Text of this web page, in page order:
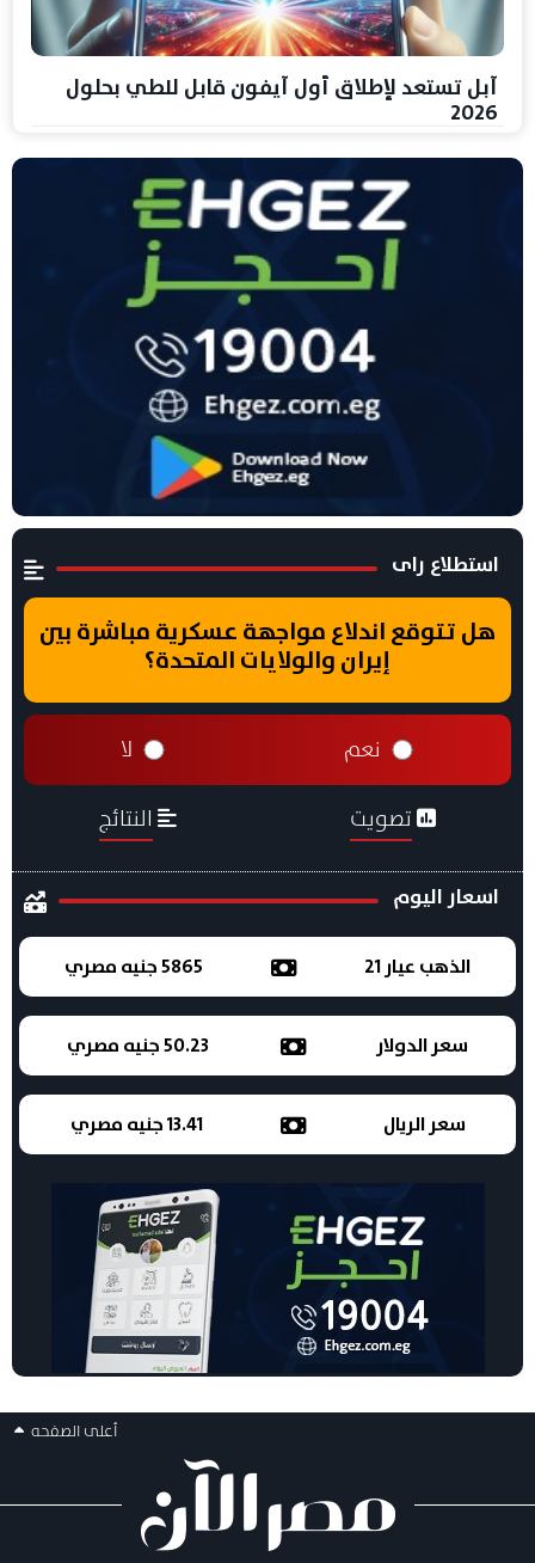
آبل تستعد لإطلاق أول آيفون قابل للطي بحلول
2026
استطلاع راى
هل تتوقع اندلاع مواجهة عسكرية مباشرة بين
إيران والولايات المتحدة؟
نعم لا
تصويت النتائج
اسعار اليوم
الذهب عيار 21 5865 جنيه مصري
سعر الدولار 50.23 جنيه مصري
سعر الريال 13.41 جنيه مصري
أعلى الصفحه